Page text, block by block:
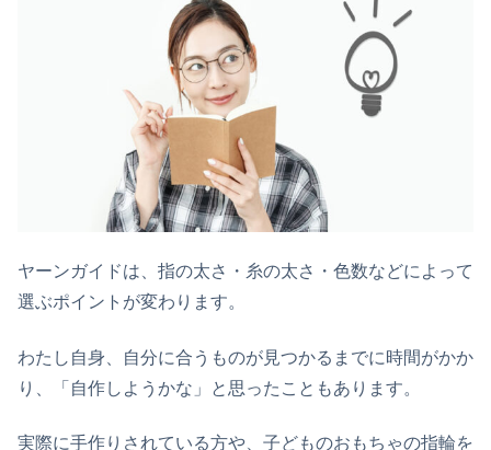
ヤーンガイドは、指の太さ・糸の太さ・色数などによって
選ぶポイントが変わります。
わたし自身、自分に合うものが見つかるまでに時間がかか
り、「自作しようかな」と思ったこともあります。
実際に手作りされている方や、子どものおもちゃの指輪を